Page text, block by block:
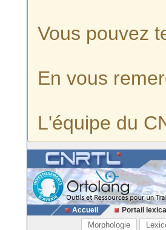
Vous pouvez
En vous
L'équipe du
Accueil Portail lexical
Morphologie